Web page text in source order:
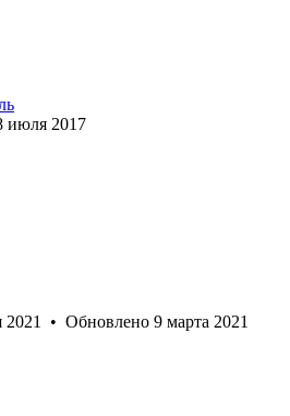
июля 2017
• Обновлено 9 марта 2021